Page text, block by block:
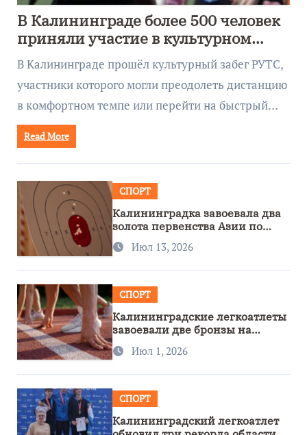
В Калининграде более 500 человек
приняли участие в культурном
забеге
В Калининграде прошёл культурный забег РУТС,
участники которого могли преодолеть дистанцию
в комфортном темпе или перейти на быстрый…
Read More
СПОРТ
Калининградка завоевала два
золота первенства Азии по
метанию ножа
Июл 13, 2026
СПОРТ
Калининградские легкоатлеты
завоевали две бронзы на
первенстве России
Июл 1, 2026
СПОРТ
Калининградский легкоатлет